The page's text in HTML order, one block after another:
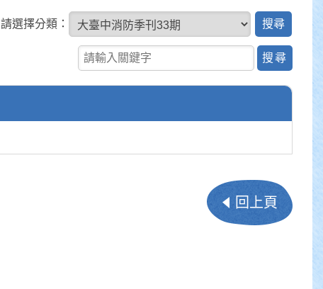
請選擇分類：
關鍵字查詢
回上頁